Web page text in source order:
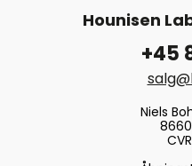
Hounisen
+45
Niels